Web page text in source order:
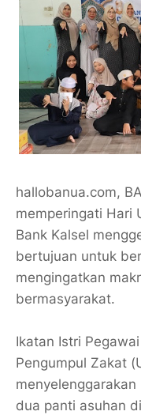
hallobanua.com,
memperingati Hari
Bank Kalsel
bertujuan untuk
mengingatkan
bermasyarakat.
Ikatan Istri
Pengumpul Zakat
dua panti asuhan